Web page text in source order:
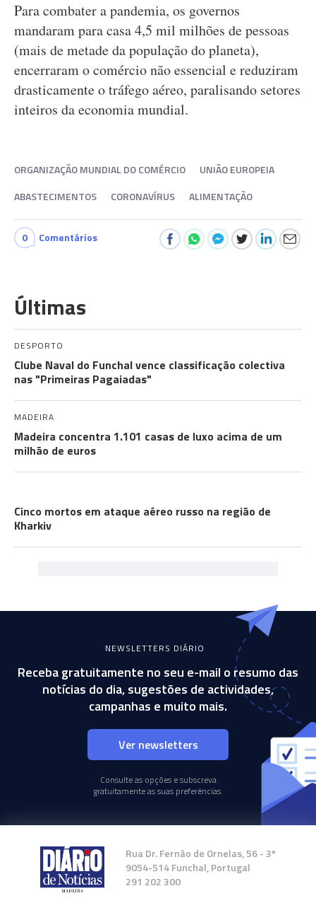
Para combater a pandemia, os governos
mandaram para casa 4,5 mil milhões de pessoas
(mais de metade da população do planeta),
encerraram o comércio não essencial e reduziram
drasticamente o tráfego aéreo, paralisando setores
inteiros da economia mundial.
ORGANIZAÇÃO MUNDIAL DO COMÉRCIO
UNIÃO EUROPEIA
ABASTECIMENTOS
CORONAVÍRUS ALIMENTAÇÃO
0 Comentários
Últimas
DESPORTO
Clube Naval do Funchal vence classificação colectiva
nas "Primeiras Pagaiadas"
MADEIRA
Madeira concentra 1.101 casas de luxo acima de um
milhão de euros
Cinco mortos em ataque aéreo russo na região de
Kharkiv
NEWSLETTERS DIÁRIO
Receba gratuitamente no seu e-mail o resumo das
notícias do dia, sugestões de actividades,
campanhas e muito mais.
Ver newsletters
Consulte as opções e subscreva
gratuitamente as suas preferências.
Rua Dr. Fernão de Ornelas, 56 - 3º
9054-514 Funchal, Portugal
291 202 300